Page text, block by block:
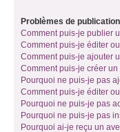
Problèmes de publication
Comment puis-je publier
Comment puis-je éditer
Comment puis-je ajouter
Comment puis-je créer
Pourquoi ne puis-je pas
Comment puis-je éditer
Pourquoi ne puis-je pas
Pourquoi ne puis-je pas
Pourquoi ai-je reçu un